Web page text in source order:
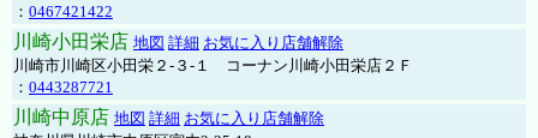
： 0467421422
川崎小田栄店 地図 詳細 お気に入り店舗解除
川崎市川崎区小田栄２‐３‐１ コーナン川崎小田栄店２Ｆ
： 0443287721
川崎中原店 地図 詳細 お気に入り店舗解除